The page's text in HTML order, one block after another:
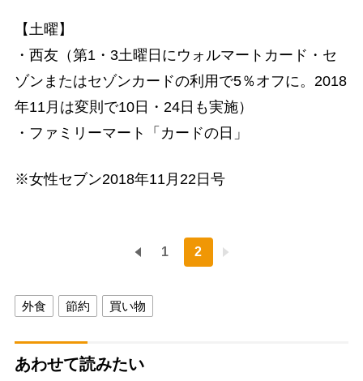
【土曜】
・西友（第1・3土曜日にウォルマートカード・セ
ゾンまたはセゾンカードの利用で5％オフに。2018
年11月は変則で10日・24日も実施）
・ファミリーマート「カードの日」
※女性セブン2018年11月22日号
1 2
外食 節約 買い物
あわせて読みたい